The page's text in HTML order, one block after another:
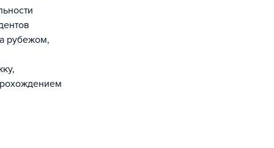
рубежом,